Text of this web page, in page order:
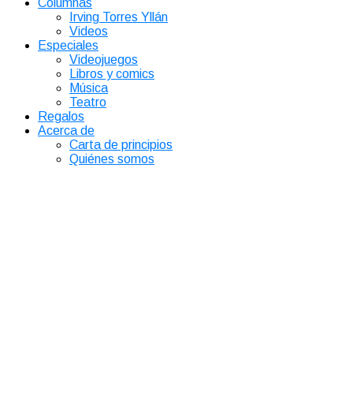
Columnas
Irving Torres Yllán
Videos
Especiales
Videojuegos
Libros y comics
Música
Teatro
Regalos
Acerca de
Carta de principios
Quiénes somos